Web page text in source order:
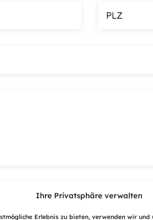
Ihre Privatsphäre verwalten
Erlebnis zu bieten, verwenden wir und